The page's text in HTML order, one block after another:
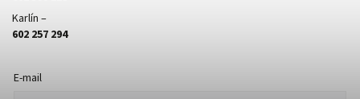
Karlín –
602 257 294
E-mail